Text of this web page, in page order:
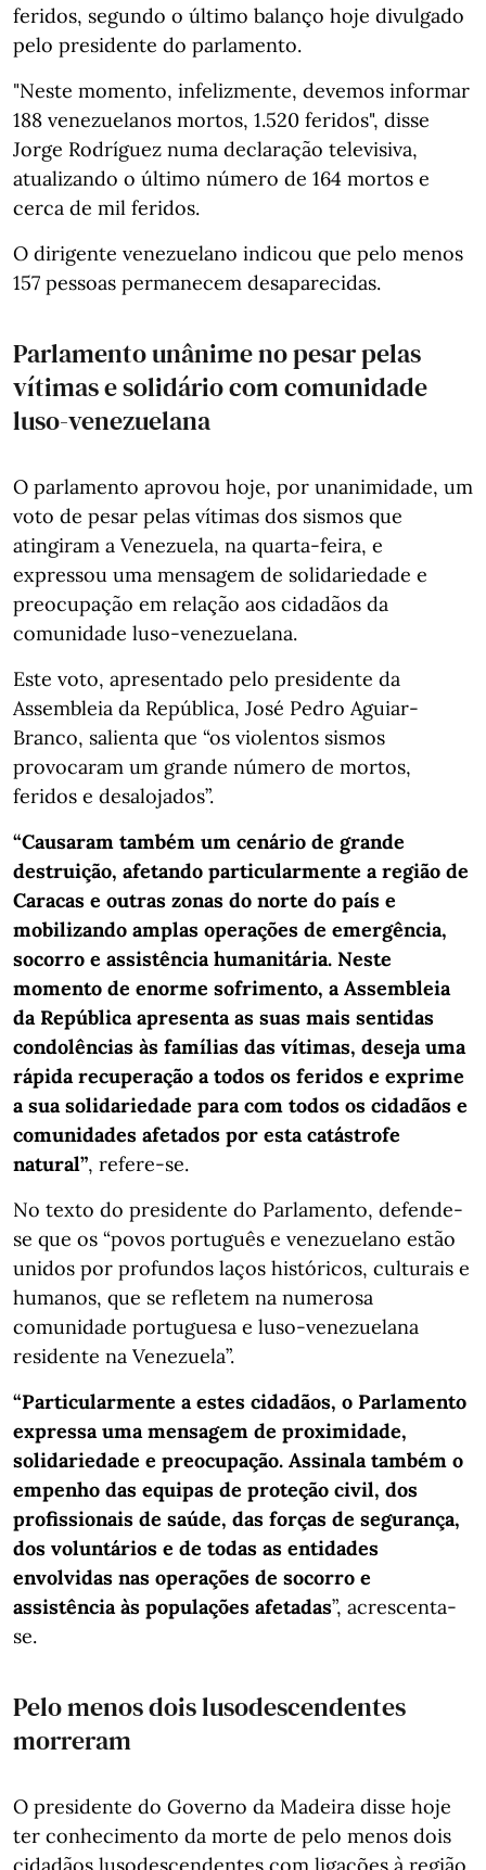
feridos, segundo o último balanço hoje divulgado
pelo presidente do parlamento.
"Neste momento, infelizmente, devemos informar
188 venezuelanos mortos, 1.520 feridos", disse
Jorge Rodríguez numa declaração televisiva,
atualizando o último número de 164 mortos e
cerca de mil feridos.
O dirigente venezuelano indicou que pelo menos
157 pessoas permanecem desaparecidas.
Parlamento unânime no pesar pelas
vítimas e solidário com comunidade
luso-venezuelana
O parlamento aprovou hoje, por unanimidade, um
voto de pesar pelas vítimas dos sismos que
atingiram a Venezuela, na quarta-feira, e
expressou uma mensagem de solidariedade e
preocupação em relação aos cidadãos da
comunidade luso-venezuelana.
Este voto, apresentado pelo presidente da
Assembleia da República, José Pedro Aguiar-
Branco, salienta que “os violentos sismos
provocaram um grande número de mortos,
feridos e desalojados”.
“Causaram também um cenário de grande
destruição, afetando particularmente a região de
Caracas e outras zonas do norte do país e
mobilizando amplas operações de emergência,
socorro e assistência humanitária. Neste
momento de enorme sofrimento, a Assembleia
da República apresenta as suas mais sentidas
condolências às famílias das vítimas, deseja uma
rápida recuperação a todos os feridos e exprime
a sua solidariedade para com todos os cidadãos e
comunidades afetados por esta catástrofe
natural”, refere-se.
No texto do presidente do Parlamento, defende-
se que os “povos português e venezuelano estão
unidos por profundos laços históricos, culturais e
humanos, que se refletem na numerosa
comunidade portuguesa e luso-venezuelana
residente na Venezuela”.
“Particularmente a estes cidadãos, o Parlamento
expressa uma mensagem de proximidade,
solidariedade e preocupação. Assinala também o
empenho das equipas de proteção civil, dos
profissionais de saúde, das forças de segurança,
dos voluntários e de todas as entidades
envolvidas nas operações de socorro e
assistência às populações afetadas”, acrescenta-
se.
Pelo menos dois lusodescendentes
morreram
O presidente do Governo da Madeira disse hoje
ter conhecimento da morte de pelo menos dois
cidadãos lusodescendentes com ligações à região